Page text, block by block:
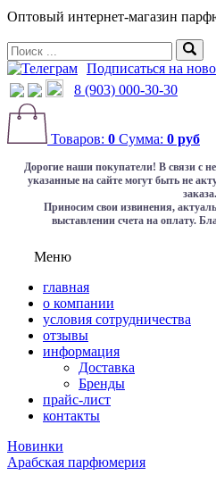
Оптовый интернет-магазин
Подписаться на
8 (903) 000-30-30
Товаров: 0 Сумма: 0 руб
Дорогие наши покупатели! В связи с
указанные на сайте могут быть не
заказа.
Приносим свои извинения,
выставлении счета на оплату.
Меню
главная
о компании
условия сотрудничества
отзывы
информация
Доставка
Бренды
прайс-лист
контакты
Новинки
Арабская парфюмерия